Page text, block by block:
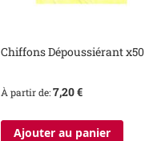
Chiffons Dépoussiérant x50
À partir de 7,20 €
Ajouter au panier